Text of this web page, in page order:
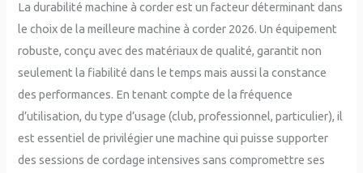
La durabilité machine à corder est un facteur déterminant dans
le choix de la meilleure machine à corder 2026. Un équipement
robuste, conçu avec des matériaux de qualité, garantit non
seulement la fiabilité dans le temps mais aussi la constance
des performances. En tenant compte de la fréquence
d’utilisation, du type d’usage (club, professionnel, particulier), il
est essentiel de privilégier une machine qui puisse supporter
des sessions de cordage intensives sans compromettre ses